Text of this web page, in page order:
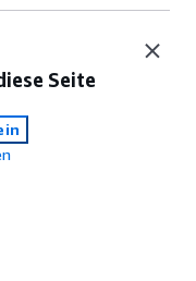
Seite